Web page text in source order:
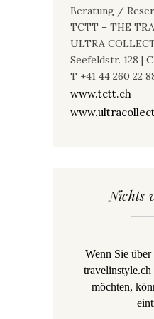
Beratung /
TCTT – THE
ULTRA
Seefeldstr. 128 |
T +41 44 260 22
www.tctt.ch
Nichts
Wenn Sie
möchten,